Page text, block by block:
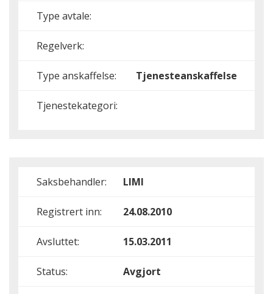
Type avtale:
Regelverk:
Type anskaffelse: Tjenesteanskaffelse
Tjenestekategori:
Saksbehandler: LIMI
Registrert inn: 24.08.2010
Avsluttet: 15.03.2011
Status: Avgjort